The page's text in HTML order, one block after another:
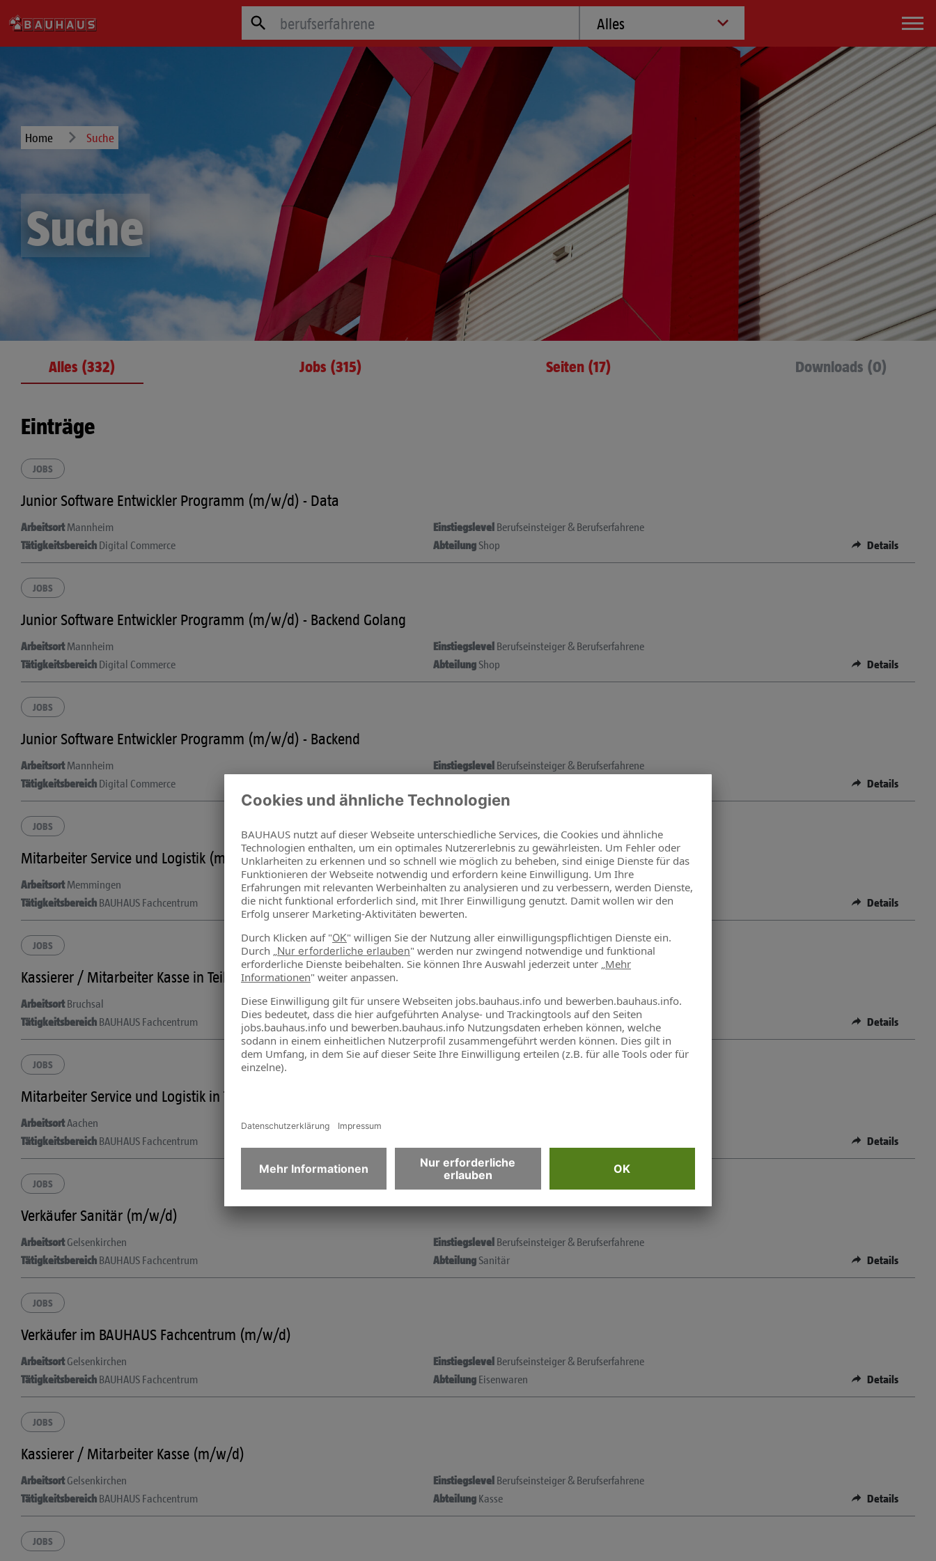
Zum Hauptinhalt springen Suchfeld Suche nach Kategorie:
Home Suche
Suche
Alles (332) Jobs (315) Seiten (17) Downloads (0)
Einträge
JOBS
Junior Software Entwickler Programm (m/w/d) - Data
ArbeitsortMannheim
Tätigkeitsbereich Digital Commerce
Einstiegslevel Berufseinsteiger & Berufserfahrene
Abteilung Shop Details
JOBS
Junior Software Entwickler Programm (m/w/d) - Backend Golang
ArbeitsortMannheim
Tätigkeitsbereich Digital Commerce
Einstiegslevel Berufseinsteiger & Berufserfahrene
Abteilung Shop Details
JOBS
Junior Software Entwickler Programm (m/w/d) - Backend
ArbeitsortMannheim
Tätigkeitsbereich Digital Commerce
Einstiegslevel Berufseinsteiger & Berufserfahrene
Details
JOBS
Mitarbeiter Service und Logistik (m/w/d)
ArbeitsortMemmingen
Tätigkeitsbereich BAUHAUS Fachcentrum
EinstiegslevelBerufseinsteiger & Berufserfahrene
AbteilungWarenwirtschaft Details
JOBS
Kassierer / Mitarbeiter Kasse in Teilzeit (m/w/d)
ArbeitsortBruchsal
Tätigkeitsbereich BAUHAUS Fachcentrum
EinstiegslevelBerufseinsteiger & Berufserfahrene
AbteilungKasse Details
JOBS
Mitarbeiter Service und Logistik in Teilzeit (m/w/d)
ArbeitsortAachen
Tätigkeitsbereich BAUHAUS Fachcentrum Details
JOBS
Verkäufer Sanitär (m/w/d)
ArbeitsortGelsenkirchen
Tätigkeitsbereich BAUHAUS Fachcentrum
Einstiegslevel Berufseinsteiger & Berufserfahrene
Abteilung Sanitär Details
JOBS
Verkäufer im BAUHAUS Fachcentrum (m/w/d)
ArbeitsortGelsenkirchen
Tätigkeitsbereich BAUHAUS Fachcentrum
Einstiegslevel Berufseinsteiger & Berufserfahrene
Abteilung Eisenwaren Details
JOBS
Kassierer / Mitarbeiter Kasse (m/w/d)
ArbeitsortGelsenkirchen
Tätigkeitsbereich BAUHAUS Fachcentrum
Einstiegslevel Berufseinsteiger & Berufserfahrene
Abteilung Kasse Details
JOBS